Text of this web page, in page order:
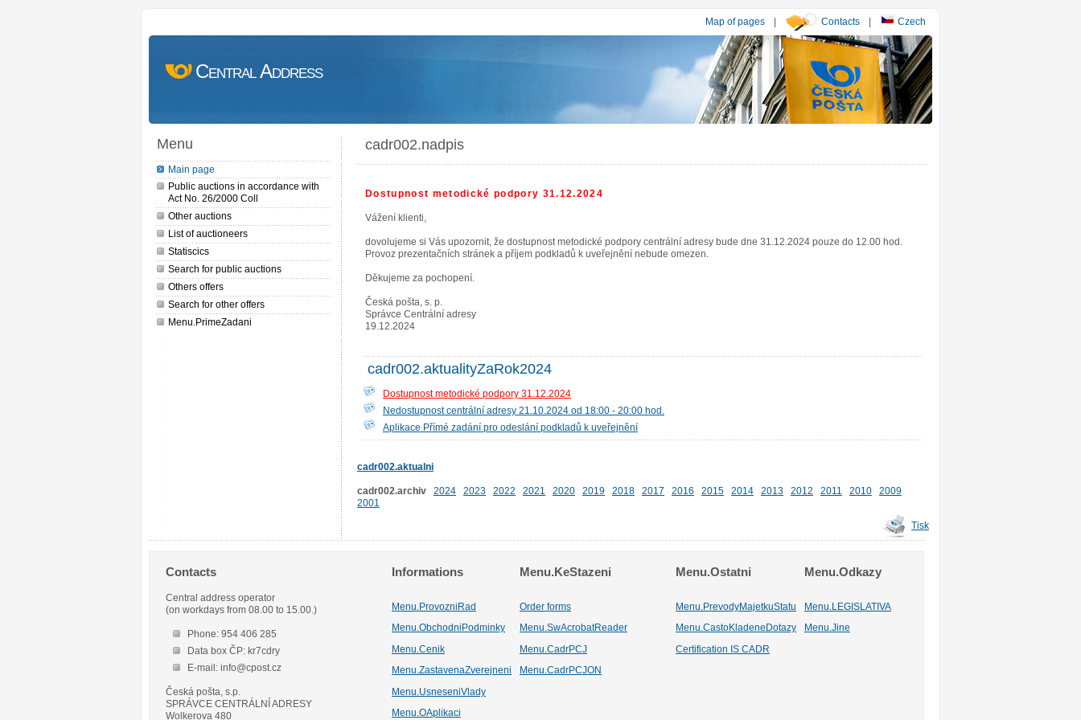
Map of pages | Contacts | Czech
Central Address
Menu
Main page
Public auctions in accordance with
Act No. 26/2000 Coll
Other auctions
List of auctioneers
Statiscics
Search for public auctions
Others offers
Search for other offers
Menu.PrimeZadani
cadr002.nadpis
Dostupnost metodické podpory 31.12.2024
Vážení klienti,
dovolujeme si Vás upozornit, že dostupnost metodické podpory centrální adresy bude dne 31.12.2024 pouze do 12.00 hod.
Provoz prezentačních stránek a příjem podkladů k uveřejnění nebude omezen.
Děkujeme za pochopení.
Česká pošta, s. p.
Správce Centrální adresy
19.12.2024
cadr002.aktualityZaRok2024
Dostupnost metodické podpory 31.12.2024
Nedostupnost centrální adresy 21.10.2024 od 18:00 - 20:00 hod.
Aplikace Přímé zadání pro odeslání podkladů k uveřejnění
cadr002.aktualni
cadr002.archiv 2024 2023 2022 2021 2020 2019 2018 2017 2016 2015 2014 2013 2012 2011 2010
2009
2001
Tisk
Contacts
Central address operator
(on workdays from 08.00 to 15.00.)
Phone: 954 406 285
Data box ČP: kr7cdry
E-mail: info@cpost.cz
Česká pošta, s.p.
SPRÁVCE CENTRÁLNÍ ADRESY
Wolkerova 480
Informations Menu.KeStazeni Menu.Ostatni Menu.Odkazy
Menu.ProvozniRad Order forms Menu.PrevodyMajetkuStatu
Menu.LEGISLATIVA
Menu.ObchodniPodminky
Menu.SwAcrobatReader Menu.CastoKladeneDotazy Menu.Jine
Menu.Cenik Menu.CadrPCJ
Certification IS CADR
Menu.ZastavenaZverejneni
Menu.CadrPCJON
Menu.UsneseniVlady
Menu.OAplikaci